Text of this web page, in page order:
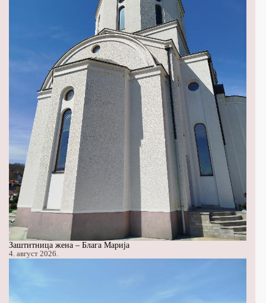
Заштитница жена – Блага Марија
4. август 2026.